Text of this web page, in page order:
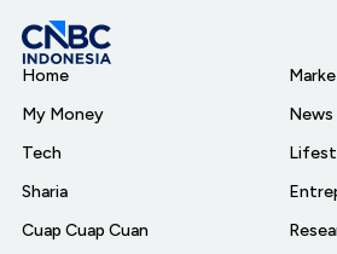
Home
My Money
Tech
Sharia
Cuap Cuap Cuan
News